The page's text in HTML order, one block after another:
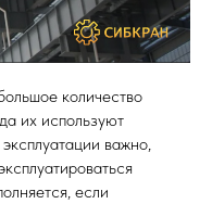
количество
их используют
важно,
если